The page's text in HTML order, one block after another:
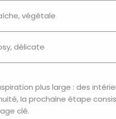
végétale
délicate
plus large : des
la prochaine étape
clé.